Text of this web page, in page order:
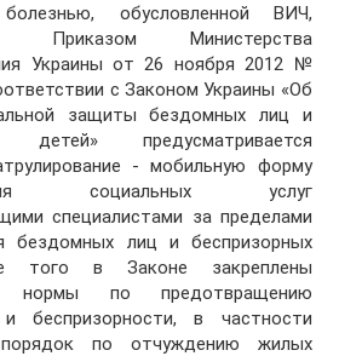
обусловленной ВИЧ,
Приказом Министерства
Украины от 26 ноября 2012 №
с Законом Украины «Об
защиты бездомных лиц и
детей» предусматривается
- мобильную форму
социальных услуг
специалистами за пределами
бездомных лиц и беспризорных
того в Законе закреплены
нормы по предотвращению
беспризорности, в частности
порядок по отчуждению жилых